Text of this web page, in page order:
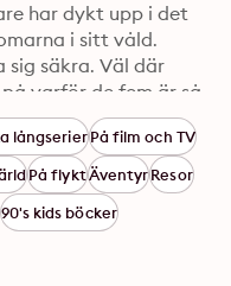
har dykt upp i det
i sitt våld.
sig säkra. Väl där
varför de fem är så
Men tecken i tiden
denna värld är
De goda kan i
som de onda. Men
makt och den
långserierPå film och TV
På flyktÄventyrResor
90's kids böcker